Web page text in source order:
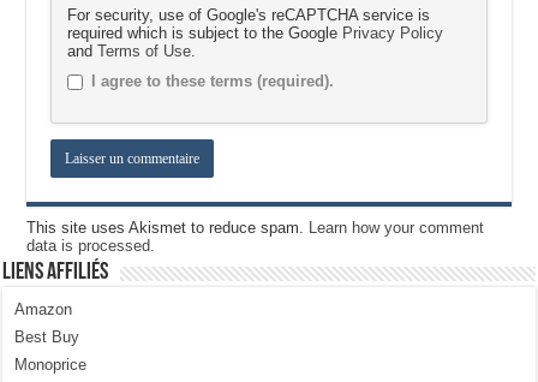
For security, use of Google's reCAPTCHA service is
required which is subject to the Google Privacy Policy
andTerms of Use.
I agree to these terms (required).
This site uses Akismet to reduce spam. Learn how your comment
data is processed.
Liens Affiliés
Amazon
Best Buy
Monoprice